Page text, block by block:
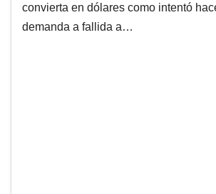
convierta en dólares como intentó
demanda a fallida a…